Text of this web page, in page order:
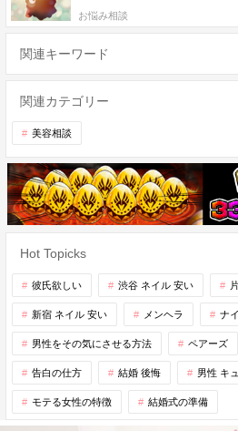
お悩み相談
関連キーワード
関連カテゴリー
美容相談
Hot Topicks
彼氏欲しい 渋谷 ネイル 安い
新宿 ネイル 安い メンヘラ ナ
男性をその気にさせる方法 ペアーズ
告白の仕方 結婚 後悔 男性 キ
モテる女性の特徴 結婚式の準備